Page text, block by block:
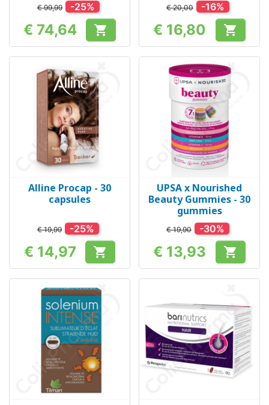
€ 99,99 -25%
Prijs
€ 74,64 
€ 20,00 -16%
Prijs
€ 16,80 
Alline Procap - 30
capsules
€ 19,99 -25%
Prijs
€ 14,97 
UPSA x Nourished
Beauty Gummies - 30
gummies
€ 19,90 -30%
Prijs
€ 13,93 